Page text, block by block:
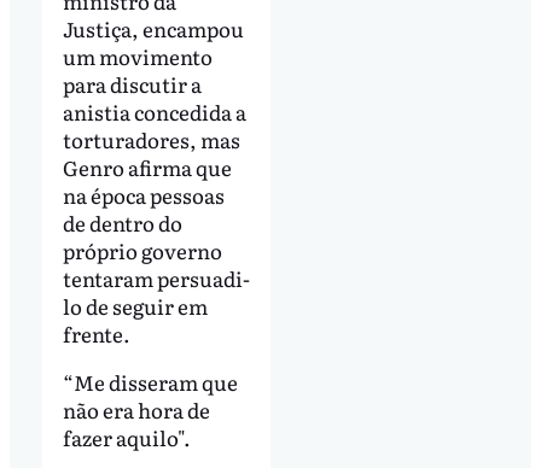
Justiça, encampou
um movimento
para discutir a
anistia concedida a
torturadores, mas
Genro afirma que
na época pessoas
de dentro do
próprio governo
tentaram persuadi-
lo de seguir em
frente.
“Me disseram que
não era hora de
fazer aquilo".